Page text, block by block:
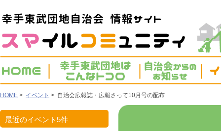
HOME > イベント > 自治会広報誌・広報さって10月号の配布
最近のイベント5件